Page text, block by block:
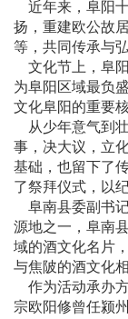
近年来，阜阳
扬，重建欧公故
等，共同传承与
文化节上，阜
为阜阳区域最负
文化阜阳的重要
从少年意气到
事，决大议，立
基础，也留下了
了祭拜仪式，以
阜南县委副书
源地之一，阜南
域的酒文化名片
与焦陂的酒文化相
作为活动承办
宗欧阳修曾任颍